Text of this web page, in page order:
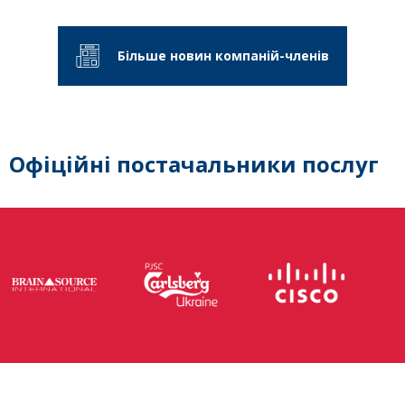
Більше новин компаній-членів
Офіційні постачальники послуг